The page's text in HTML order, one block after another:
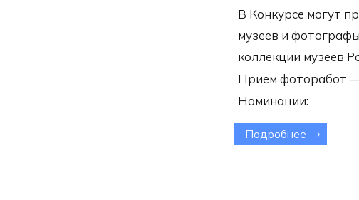
В Конкурсе могут
музеев и
коллекции музеев
Прием фоторабот —
Номинации:
Подробнее о